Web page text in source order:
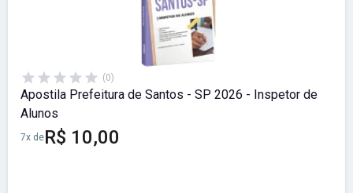
(0)
Apostila Prefeitura de Santos - SP 2026 - Inspetor de
Alunos
7x deR$ 10,00